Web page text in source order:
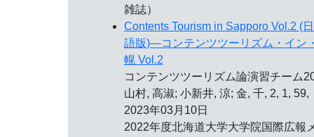
雑誌）
Contents Tourism in Sapporo Vol.2 (
語版)—コンテンツツーリズム・イン
幌 Vol.2
コンテンツツーリズム論演習チーム
山村, 高淑; 小新井, 涼; 金, 千, 2, 1, 59,
2023年03月10日
2022年度北海道大学大学院国際広報